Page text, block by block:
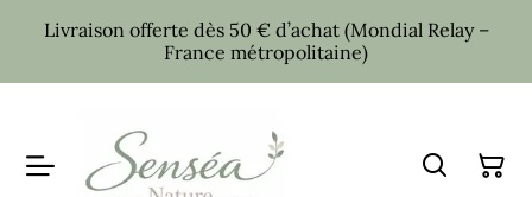
Livraison offerte dès 50 € d’achat (Mondial Relay –
France métropolitaine)